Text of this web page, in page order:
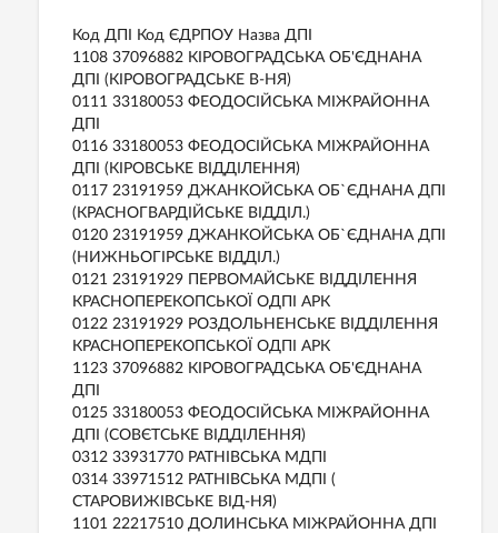
Код ДПІ Код ЄДРПОУ Назва ДПІ
1108 37096882 КIРОВОГРАДСЬКА ОБ'ЄДНАНА
ДПI (КIРОВОГРАДСЬКЕ В-НЯ)
0111 33180053 ФЕОДОСIЙСЬКА МIЖРАЙОННА
ДПI
0116 33180053 ФЕОДОСIЙСЬКА МIЖРАЙОННА
ДПI (КIРОВСЬКЕ ВIДДIЛЕННЯ)
0117 23191959 ДЖАНКОЙСЬКА ОБ`ЄДНАНА ДПI
(КРАСНОГВАРДIЙСЬКЕ ВIДДIЛ.)
0120 23191959 ДЖАНКОЙСЬКА ОБ`ЄДНАНА ДПI
(НИЖНЬОГIРСЬКЕ ВIДДIЛ.)
0121 23191929 ПЕРВОМАЙСЬКЕ ВIДДIЛЕННЯ
КРАСНОПЕРЕКОПСЬКОЇ ОДПI АРК
0122 23191929 РОЗДОЛЬНЕНСЬКЕ ВIДДIЛЕННЯ
КРАСНОПЕРЕКОПСЬКОЇ ОДПI АРК
1123 37096882 КIРОВОГРАДСЬКА ОБ'ЄДНАНА
ДПI
0125 33180053 ФЕОДОСIЙСЬКА МIЖРАЙОННА
ДПI (СОВЄТСЬКЕ ВIДДIЛЕННЯ)
0312 33931770 РАТНIВСЬКА МДПI
0314 33971512 РАТНIВСЬКА МДПI (
СТАРОВИЖIВСЬКЕ ВIД-НЯ)
1101 22217510 ДОЛИНСЬКА МIЖРАЙОННА ДПI